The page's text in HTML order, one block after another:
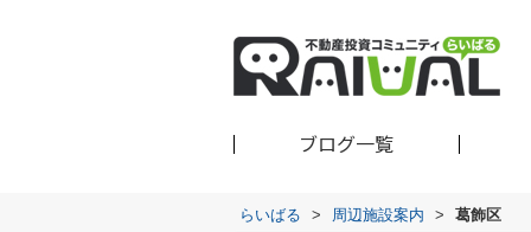
ブログ一覧
らいばる > 周辺施設案内 > 葛飾区